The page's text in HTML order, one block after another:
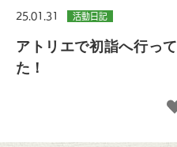
25.01.31 活動日記
アトリエで初詣へ行っ
た！